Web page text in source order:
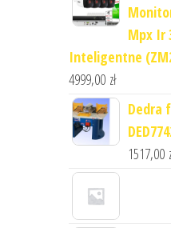
Mpx Ir
Inteligentne
4999,00 zł
Dedra
1517,00